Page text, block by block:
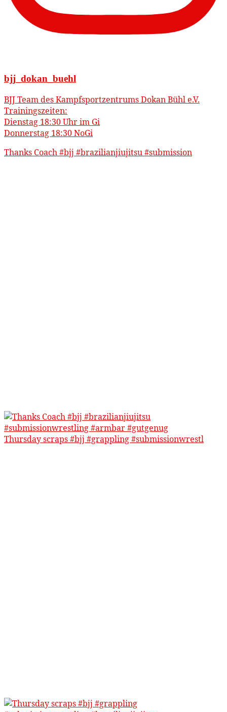
bjj_dokan_buehl
BJJ Team des Kampfsportzentrums Dokan Bühl e.V.
Trainingszeiten:
Dienstag 18:30 Uhr im Gi
Donnerstag 18:30 NoGi
Thanks Coach #bjj #brazilianjiujitsu #submission
Thursday scraps #bjj #grappling #submissionwrestl